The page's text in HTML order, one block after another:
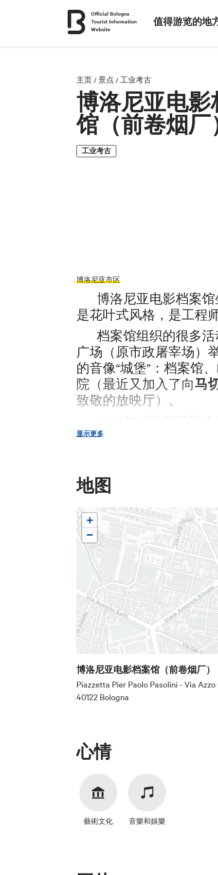
Official Bologna
Tourist Information
Website
值得游览的地
主页 / 景点 / 工业考古
博洛尼亚电影
馆（前卷烟厂
工业考古
博洛尼亚市区
博洛尼亚电影档案馆
是花叶式风格，是工程
档案馆组织的很多活
广场（原市政屠宰场）
的音像“城堡”：档案馆
院（最近又加入了向马
致敬的放映厅）。
年成为市政自主机构，
洛尼亚大学的艺术、音
电影档案馆是保存、
音像制品的地方。电影
推出了多项实验性活
Cinema Ritrovato（电影
现在电影档案馆基金
露天电影院的计划：每
从20世纪的电影到经典
显示更多
地图
+
−
博洛尼亚电影档案馆（前卷烟厂）
Piazzetta Pier Paolo Pasolini - Via
40122 Bologna
心情
藝術文化 音樂和娛樂